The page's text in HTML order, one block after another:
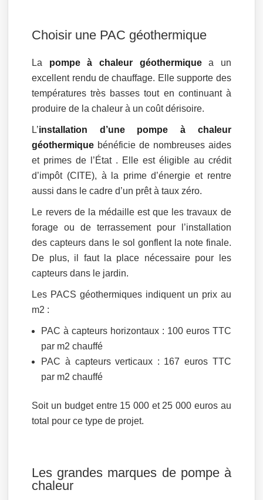
Choisir une PAC géothermique
La pompe à chaleur géothermiquea un
excellent rendu de chauffage. Elle supporte des
températures très basses tout en continuant à
produire de la chaleur à un coût dérisoire.
L’installation d’une pompe à chaleur
géothermique bénéficie de nombreuses aides
et primes de l’État . Elle est éligible au crédit
d’impôt (CITE), à la prime d’énergie et rentre
aussi dans le cadre d’un prêt à taux zéro.
Le revers de la médaille est que les travaux de
forage ou de terrassement pour l’installation
des capteurs dans le sol gonflent la note finale.
De plus, il faut la place nécessaire pour les
capteurs dans le jardin.
Les PACS géothermiques indiquent un prix au
m2 :
PAC à capteurs horizontaux : 100 euros TTC
par m2 chauffé
PAC à capteurs verticaux : 167 euros TTC
par m2 chauffé
Soit un budget entre 15 000 et 25 000 euros au
total pour ce type de projet.
Les grandes marques de pompe à
chaleur